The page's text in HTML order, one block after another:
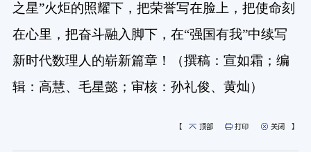
之星”火炬的照耀下，把荣誉写在脸上，把使命刻
在心里，把奋斗融入脚下，在“强国有我”中续写
新时代数理人的崭新篇章！（撰稿：宣如霜；编
辑：高慧、毛星懿；审核：孙礼俊、黄灿）
【 顶部 打印 关闭 】